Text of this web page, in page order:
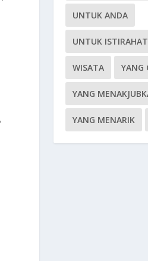
UNTUK ANDA
UNTUK
WISATA YANG
YANG
YANG MENARIK